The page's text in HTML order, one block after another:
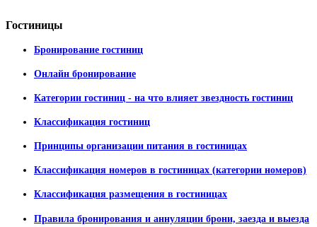
Гостиницы
Бронирование гостиниц
Онлайн бронирование
Категории гостиниц - на что влияет звездность гостиниц
Классификация гостиниц
Принципы организации питания в гостиницах
Классификация номеров в гостиницах (категории номеров)
Классификация размещения в гостиницах
Правила бронирования и аннуляции брони, заезда и выезда